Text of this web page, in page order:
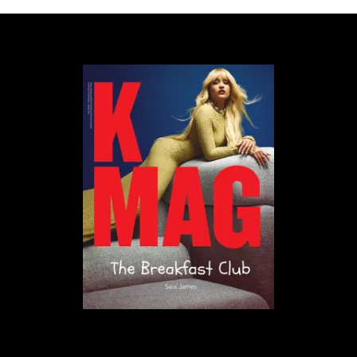
Więc jeśli już się przebierać, to nie za coś, tylko w
okrutne. Halloween to tylko pretekst, żeby
przypomnieć sobie, że moda od dawna jest jednym
wielkim aktem transformacji.
tekst: Patrycja Pyza
1/5